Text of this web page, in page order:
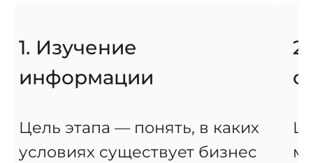
1. Изучение
информации
Цель этапа — понять, в каких
условиях существует бизнес